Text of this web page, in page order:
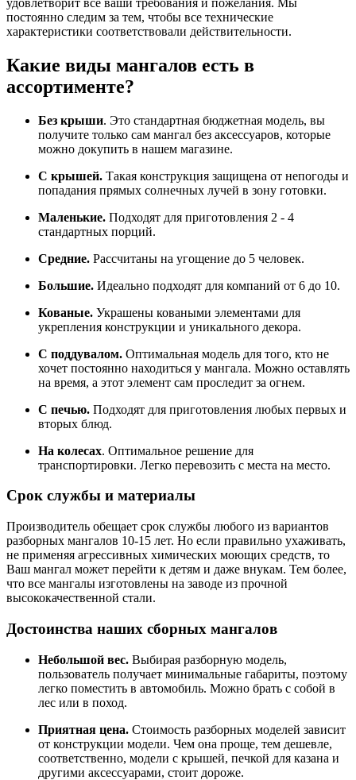
постоянно следим за тем, чтобы все технические
характеристики соответствовали действительности.
Какие виды мангалов есть в
ассортименте?
Без крыши. Это стандартная бюджетная модель, вы
получите только сам мангал без аксессуаров, которые
можно докупить в нашем магазине.
С крышей. Такая конструкция защищена от непогоды и
попадания прямых солнечных лучей в зону готовки.
Маленькие. Подходят для приготовления 2 - 4
стандартных порций.
Средние. Рассчитаны на угощение до 5 человек.
Большие. Идеально подходят для компаний от 6 до 10.
Кованые. Украшены коваными элементами для
укрепления конструкции и уникального декора.
С поддувалом. Оптимальная модель для того, кто не
хочет постоянно находиться у мангала. Можно оставлять
на время, а этот элемент сам проследит за огнем.
С печью. Подходят для приготовления любых первых и
вторых блюд.
На колесах. Оптимальное решение для
транспортировки. Легко перевозить с места на место.
Срок службы и материалы
Производитель обещает срок службы любого из вариантов
разборных мангалов 10-15 лет. Но если правильно ухаживать,
не применяя агрессивных химических моющих средств, то
Ваш мангал может перейти к детям и даже внукам. Тем более,
что все мангалы изготовлены на заводе из прочной
высококачественной стали.
Достоинства наших сборных мангалов
Небольшой вес. Выбирая разборную модель,
пользователь получает минимальные габариты, поэтому
легко поместить в автомобиль. Можно брать с собой в
лес или в поход.
Приятная цена. Стоимость разборных моделей зависит
от конструкции модели. Чем она проще, тем дешевле,
соответственно, модели с крышей, печкой для казана и
другими аксессуарами, стоит дороже.